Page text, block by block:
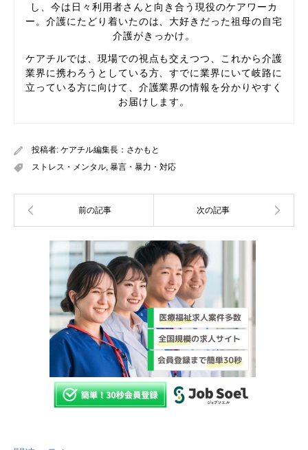
し、今は日々利用者さんと向き合う現役のケアワーカ
ー。介護にたどり着いたのは、大好きだった祖母の自宅
介護がきっかけ。
ケアチルでは、現場での視点も交えつつ、これから介護
業界に携わろうとしている方、すでに業界にいて岐路に
立っている方に向けて、介護業界の情報を分かりやすく
お届けします。
投稿者: ケアチル編集長：さかもと
ストレス・メンタル 暴言・暴力・対応